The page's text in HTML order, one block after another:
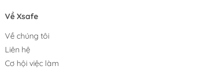
Về Xsafe
Về chúng tôi
Liên hệ
Cơ hội việc làm